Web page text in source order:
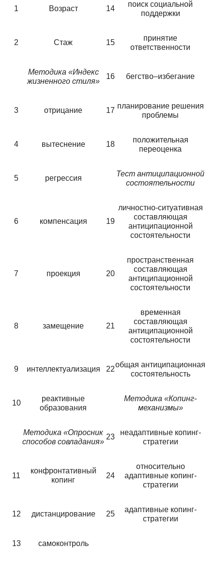
1 Возраст 14
поиск социальной
поддержки
2 Стаж 15
принятие
ответственности
Методика «Индекс
жизненного стиля»
16 бегство–избегание
3 отрицание 17
планирование решения
проблемы
4 вытеснение 18
положительная
переоценка
5 регрессия
Тест антиципационной
состоятельности
6 компенсация 19
личностно-ситуативная
составляющая
антиципационной
состоятельности
7 проекция 20
пространственная
составляющая
антиципационной
состоятельности
8 замещение 21
временная
составляющая
антиципационной
состоятельности
9 интеллектуализация 22
общая антиципационная
состоятельность
10
реактивные
образования
Методика «Копинг-
механизмы»
Методика «Опросник
способов совладания»
23
неадаптивные копинг-
стратегии
11
конфронтативный
копинг
24
относительно
адаптивные копинг-
стратегии
12 дистанцирование 25
адаптивные копинг-
стратегии
13 самоконтроль